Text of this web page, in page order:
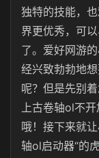
独特的技能，
界更优秀，可
了。爱好网游
经兴致勃勃地
呢？但是先别
上古卷轴ol不
哦！接下来就
轴ol启动器“的